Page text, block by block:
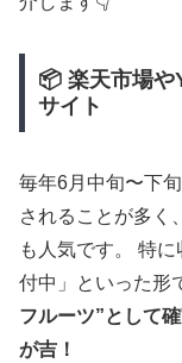
📦 楽天市場や
サイト
毎年6月中旬〜下
されることが多く、
も人気です。 特
付中」といった形
フルーツ”として
が吉！